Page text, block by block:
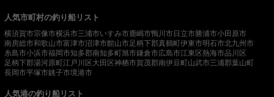
人気市町村の釣り船リスト
横須賀市宗像市横浜市三浦市いすみ市鹿嶋市鴨川市日立市勝浦市小田原市
南房総市和歌山市富津市沼津市館山市足柄下郡真鶴町伊東市明石市北九州市
糸島市小浜市福岡市知多郡南知多町旭市鎌倉市広島市江東区熱海市品川区
足柄下郡湯河原町江戸川区大田区神栖市賀茂郡南伊豆町山武市三浦郡葉山町
長岡市平塚市銚子市境港市
人気港の釣り船リスト